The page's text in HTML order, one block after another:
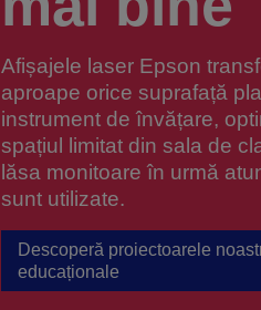
Afișajele laser Epson
aproape orice suprafață
instrument de învățare,
spațiul limitat din sala de
lăsa monitoare în urmă
sunt utilizate.
Descoperă proiectoarele
educaționale